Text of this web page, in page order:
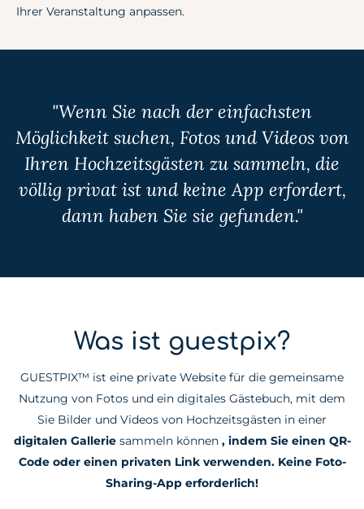
Ihrer Veranstaltung anpassen.
"Wenn Sie nach der einfachsten
Möglichkeit suchen, Fotos und Videos von
Ihren Hochzeitsgästen zu sammeln, die
völlig privat ist und keine App erfordert,
dann haben Sie sie gefunden."
Was ist guestpix?
GUESTPIX™ ist eine private Website für die gemeinsame
Nutzung von Fotos und ein digitales Gästebuch, mit dem
Sie Bilder und Videos von Hochzeitsgästen in einer
digitalen Galleriesammeln können , indem Sie einen QR-
Code oder einen privaten Link verwenden. Keine Foto-
Sharing-App erforderlich!